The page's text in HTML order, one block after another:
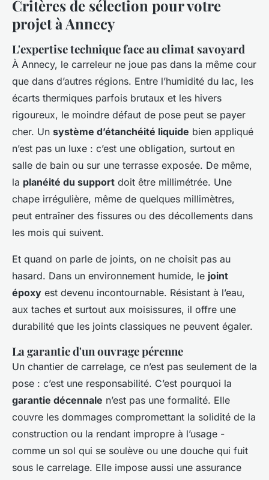
Critères de sélection pour votre
projet à Annecy
L'expertise technique face au climat savoyard
À Annecy, le carreleur ne joue pas dans la même cour
que dans d’autres régions. Entre l’humidité du lac, les
écarts thermiques parfois brutaux et les hivers
rigoureux, le moindre défaut de pose peut se payer
cher. Un système d’étanchéité liquide bien appliqué
n’est pas un luxe : c’est une obligation, surtout en
salle de bain ou sur une terrasse exposée. De même,
la planéité du support doit être millimétrée. Une
chape irrégulière, même de quelques millimètres,
peut entraîner des fissures ou des décollements dans
les mois qui suivent.
Et quand on parle de joints, on ne choisit pas au
hasard. Dans un environnement humide, le joint
époxy est devenu incontournable. Résistant à l’eau,
aux taches et surtout aux moisissures, il offre une
durabilité que les joints classiques ne peuvent égaler.
La garantie d'un ouvrage pérenne
Un chantier de carrelage, ce n’est pas seulement de la
pose : c’est une responsabilité. C’est pourquoi la
garantie décennale n’est pas une formalité. Elle
couvre les dommages compromettant la solidité de la
construction ou la rendant impropre à l’usage -
comme un sol qui se soulève ou une douche qui fuit
sous le carrelage. Elle impose aussi une assurance